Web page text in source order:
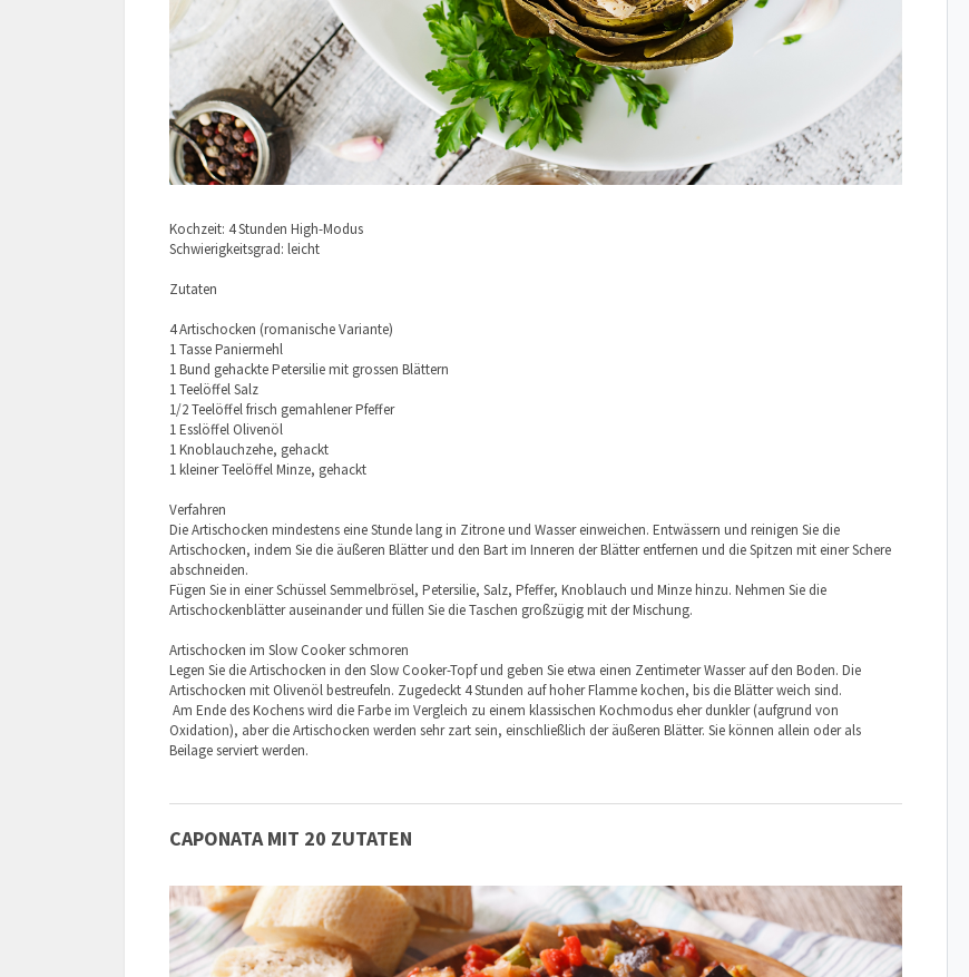
Kochzeit: 4 Stunden High-Modus
Schwierigkeitsgrad: leicht
Zutaten
4 Artischocken (romanische Variante)
1 Tasse Paniermehl
1 Bund gehackte Petersilie mit grossen Blättern
1 Teelöffel Salz
1/2 Teelöffel frisch gemahlener Pfeffer
1 Esslöffel Olivenöl
1 Knoblauchzehe, gehackt
1 kleiner Teelöffel Minze, gehackt
Verfahren
Die Artischocken mindestens eine Stunde lang in Zitrone und Wasser einweichen. Entwässern und reinigen Sie die
Artischocken, indem Sie die äußeren Blätter und den Bart im Inneren der Blätter entfernen und die Spitzen mit einer Schere
abschneiden.
Fügen Sie in einer Schüssel Semmelbrösel, Petersilie, Salz, Pfeffer, Knoblauch und Minze hinzu. Nehmen Sie die
Artischockenblätter auseinander und füllen Sie die Taschen großzügig mit der Mischung.
Artischocken im Slow Cooker schmoren
Legen Sie die Artischocken in den Slow Cooker-Topf und geben Sie etwa einen Zentimeter Wasser auf den Boden. Die
Artischocken mit Olivenöl bestreufeln. Zugedeckt 4 Stunden auf hoher Flamme kochen, bis die Blätter weich sind.
Am Ende des Kochens wird die Farbe im Vergleich zu einem klassischen Kochmodus eher dunkler (aufgrund von
Oxidation), aber die Artischocken werden sehr zart sein, einschließlich der äußeren Blätter. Sie können allein oder als
Beilage serviert werden.
CAPONATA MIT 20 ZUTATEN